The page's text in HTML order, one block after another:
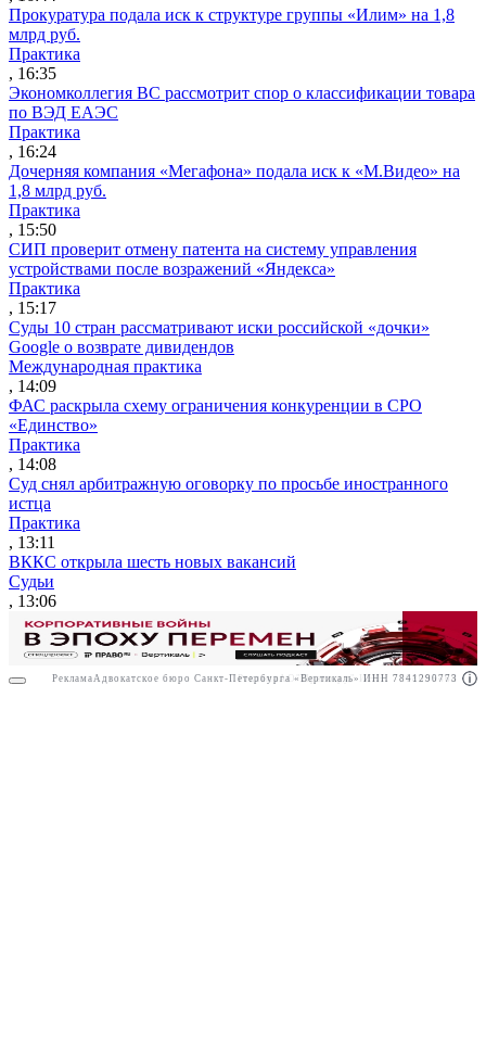
Реклама АО"Право.ру" ИНН: 7708095468
Прокуратура подала иск к структуре группы «Илим» на 1,8
млрд руб.
Практика
, 16:35
Экономколлегия ВС рассмотрит спор о классификации товара
по ВЭД ЕАЭС
Практика
, 16:24
Дочерняя компания «Мегафона» подала иск к «М.Видео» на
1,8 млрд руб.
Практика
, 15:50
СИП проверит отмену патента на систему управления
устройствами после возражений «Яндекса»
Практика
, 15:17
Суды 10 стран рассматривают иски российской «дочки»
Google о возврате дивидендов
Международная практика
, 14:09
ФАС раскрыла схему ограничения конкуренции в СРО
«Единство»
Практика
, 14:08
Суд снял арбитражную оговорку по просьбе иностранного
истца
Практика
, 13:11
ВККС открыла шесть новых вакансий
Судьи
, 13:06
Реклама Адвокатское бюро Санкт-Петербурга «Вертикаль» ИНН 7841290773